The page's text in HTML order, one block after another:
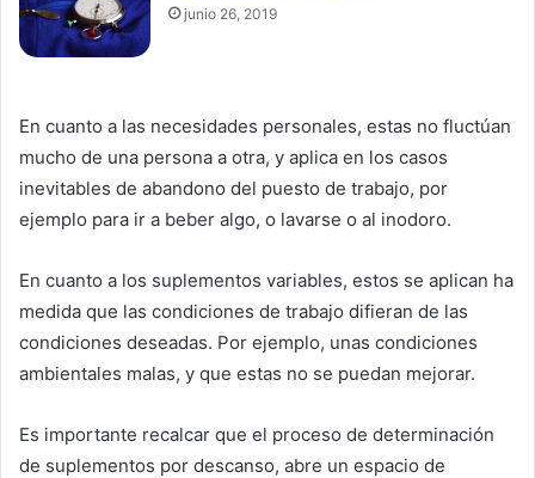
junio 26, 2019
En cuanto a las necesidades personales, estas no fluctúan
mucho de una persona a otra, y aplica en los casos
inevitables de abandono del puesto de trabajo, por
ejemplo para ir a beber algo, o lavarse o al inodoro.
En cuanto a los suplementos variables, estos se aplican ha
medida que las condiciones de trabajo difieran de las
condiciones deseadas. Por ejemplo, unas condiciones
ambientales malas, y que estas no se puedan mejorar.
Es importante recalcar que el proceso de determinación
de suplementos por descanso, abre un espacio de